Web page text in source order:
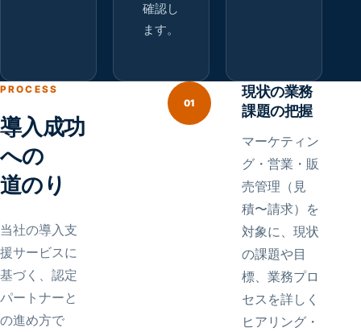
確認し
ます。
PROCESS
導入成功
への
道のり
当社の導入支
援サービスに
基づく、認定
パートナーと
の進め方で
01
現状の業務
課題の把握
マーケティン
グ・営業・販
売管理（見
積〜請求）を
対象に、現状
の課題や目
標、業務プロ
セスを詳しく
ヒアリング・